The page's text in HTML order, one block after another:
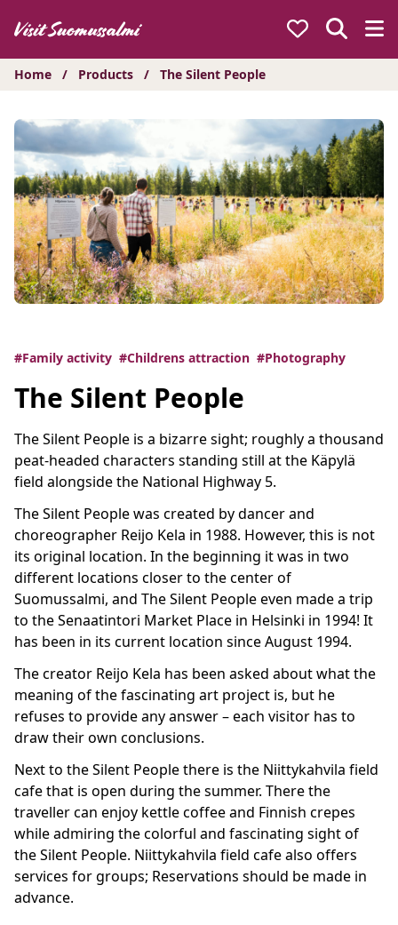
sisältöön
Home / Products / The Silent People
#Family activity #Childrens attraction #Photography
The Silent People
The Silent People is a bizarre sight; roughly a thousand
peat-headed characters standing still at the Käpylä
field alongside the National Highway 5.
The Silent People was created by dancer and
choreographer Reijo Kela in 1988. However, this is not
its original location. In the beginning it was in two
different locations closer to the center of
Suomussalmi, and The Silent People even made a trip
to the Senaatintori Market Place in Helsinki in 1994! It
has been in its current location since August 1994.
The creator Reijo Kela has been asked about what the
meaning of the fascinating art project is, but he
refuses to provide any answer – each visitor has to
draw their own conclusions.
Next to the Silent People there is the Niittykahvila field
cafe that is open during the summer. There the
traveller can enjoy kettle coffee and Finnish crepes
while admiring the colorful and fascinating sight of
the Silent People. Niittykahvila field cafe also offers
services for groups; Reservations should be made in
advance.